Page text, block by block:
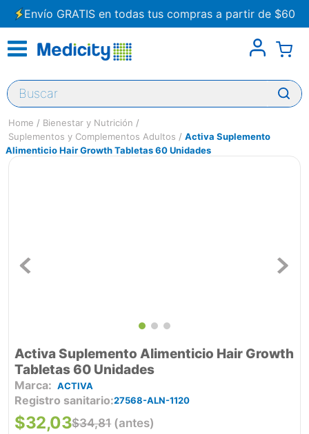
Envío GRATIS en todas tus compras a partir de $60
Buscar
Bienestar y Nutrición
Suplementos y Complementos Adultos
Activa Suplemento
Alimenticio Hair Growth Tabletas 60 Unidades
Activa Suplemento Alimenticio Hair Growth
Tabletas 60 Unidades
ACTIVA
Registro sanitario 27568-ALN-1120
$34,81 (antes)
$32,03